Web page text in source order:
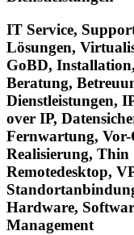
IT Service,
Lösungen,
GoBD,
Beratung,
Dienstleistungen,
over IP,
Fernwartung,
Realisierung, Thin
Remotedesktop,
Hardware,
Management